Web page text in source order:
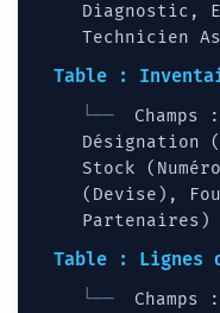
Diagnostic,
Technicien
Table :
Champs
Désignation
Stock
(Devise),
Partenaires)
Table : Lignes